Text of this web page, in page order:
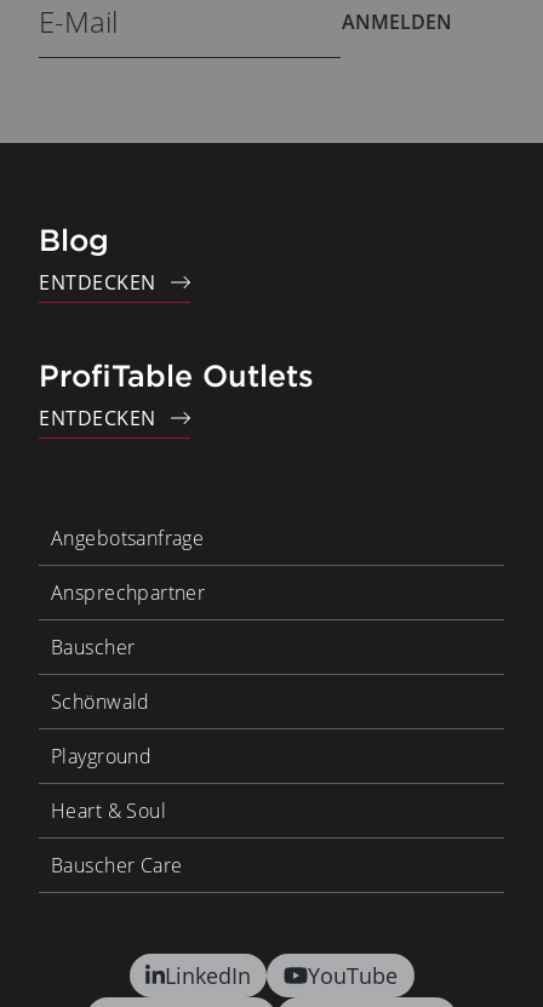
ANMELDEN
Blog
ENTDECKEN
ProfiTable Outlets
ENTDECKEN
LinkedIn
YouTube
Angebotsanfrage
Ansprechpartner
Bauscher
Schönwald
Playground
Heart & Soul
Bauscher Care